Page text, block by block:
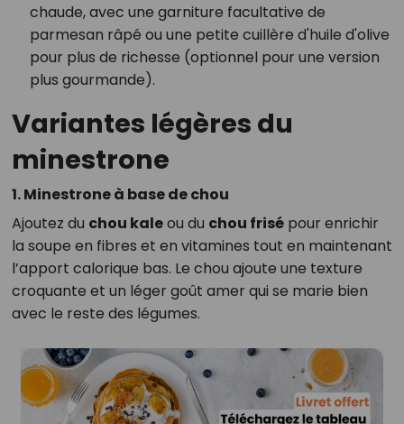
chaude, avec une garniture facultative de
parmesan râpé ou une petite cuillère d'huile d'olive
pour plus de richesse (optionnel pour une version
plus gourmande).
Variantes légères du
minestrone
1. Minestrone à base de chou
Ajoutez du chou kaleou du chou frisépour enrichir
la soupe en fibres et en vitamines tout en maintenant
l’apport calorique bas. Le chou ajoute une texture
croquante et un léger goût amer qui se marie bien
avec le reste des légumes.